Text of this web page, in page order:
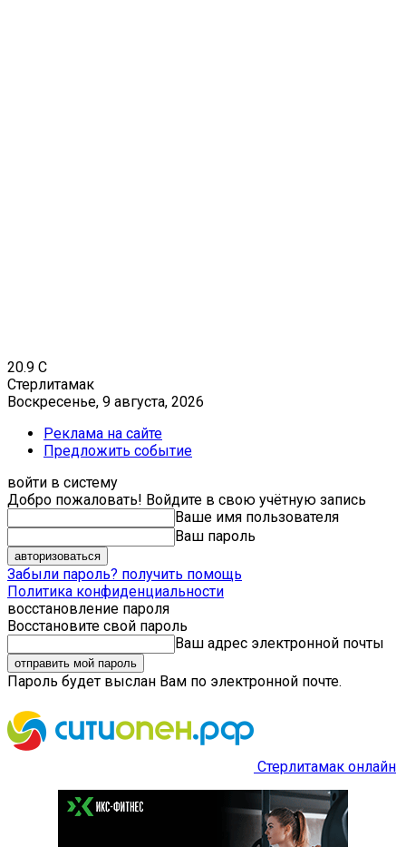
20.9 C
Стерлитамак
Воскресенье, 9 августа, 2026
Реклама на сайте
Предложить событие
войти в систему
Добро пожаловать! Войдите в свою учётную запись
Ваше имя пользователя
Ваш пароль
Забыли пароль? получить помощь
Политика конфиденциальности
восстановление пароля
Восстановите свой пароль
Ваш адрес электронной почты
Пароль будет выслан Вам по электронной почте.
Стерлитамак онлайн